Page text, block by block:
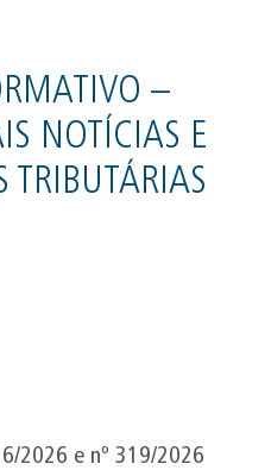
–
NOTÍCIAS E
TRIBUTÁRIAS
2026 e nº 319/2026